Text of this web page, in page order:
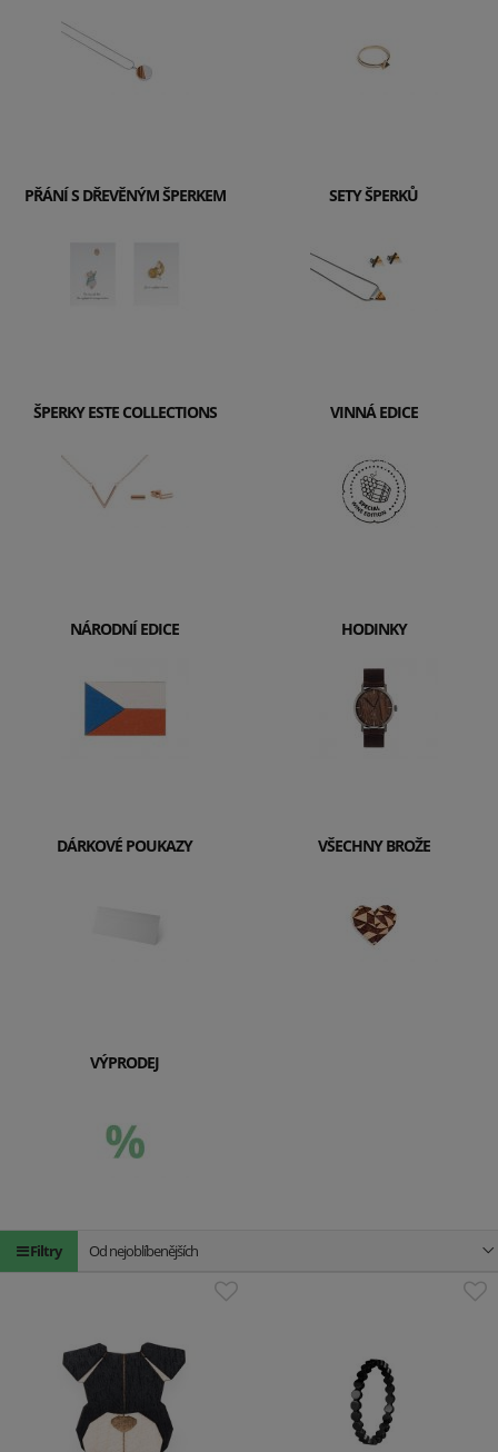
PŘÁNÍ S DŘEVĚNÝM ŠPERKEM SETY ŠPERKŮ
ŠPERKY ESTE COLLECTIONS VINNÁ EDICE
NÁRODNÍ EDICE HODINKY
DÁRKOVÉ POUKAZY VŠECHNY BROŽE
VÝPRODEJ
Filtry Od nejoblíbenějších